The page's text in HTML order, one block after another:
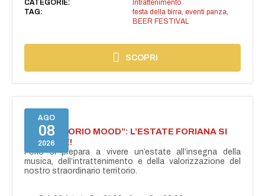
CATEGORIE:
Intrattenimento
TAG:
festa della birra eventi panza
BEER FESTIVAL
SCOPRI
AGO
08
2026
NASCE “FORIO MOOD”: L’ESTATE FORIANA SI
ACCENDE!
Forio si prepara a vivere un’estate all’insegna della
musica, dell’intrattenimento e della valorizzazione del
nostro straordinario territorio.